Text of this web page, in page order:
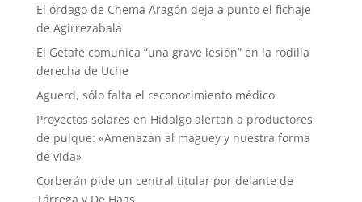
El órdago de Chema Aragón deja a punto el fichaje
de Agirrezabala
El Getafe comunica “una grave lesión” en la rodilla
derecha de Uche
Aguerd, sólo falta el reconocimiento médico
Proyectos solares en Hidalgo alertan a productores
de pulque: «Amenazan al maguey y nuestra forma
de vida»
Corberán pide un central titular por delante de
Tárrega y De Haas